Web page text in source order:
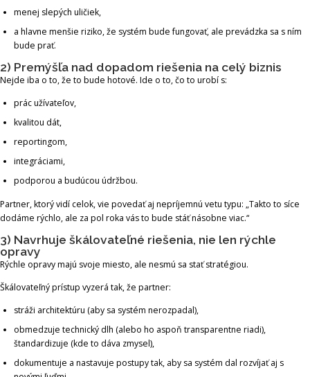
menej slepých uličiek,
a hlavne menšie riziko, že systém bude fungovať, ale prevádzka sa s ním
bude prať.
2) Premýšľa nad dopadom riešenia na celý biznis
Nejde iba o to, že to bude hotové. Ide o to, čo to urobí s:
prác užívateľov,
kvalitou dát,
reportingom,
integráciami,
podporou a budúcou údržbou.
Partner, ktorý vidí celok, vie povedať aj nepríjemnú vetu typu: „Takto to síce
dodáme rýchlo, ale za pol roka vás to bude stáť násobne viac.“
3) Navrhuje škálovateľné riešenia, nie len rýchle
opravy
Rýchle opravy majú svoje miesto, ale nesmú sa stať stratégiou.
Škálovateľný prístup vyzerá tak, že partner:
stráži architektúru (aby sa systém nerozpadal),
obmedzuje technický dlh (alebo ho aspoň transparentne riadi),
štandardizuje (kde to dáva zmysel),
dokumentuje a nastavuje postupy tak, aby sa systém dal rozvíjať aj s